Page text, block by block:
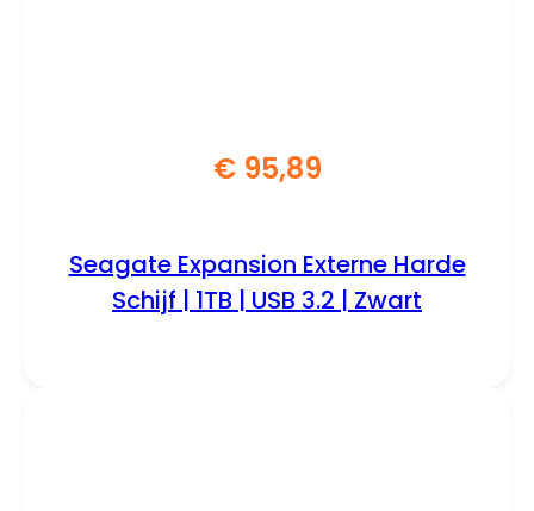
€95,89
Seagate Expansion Externe Harde
Schijf | 1TB | USB 3.2 | Zwart